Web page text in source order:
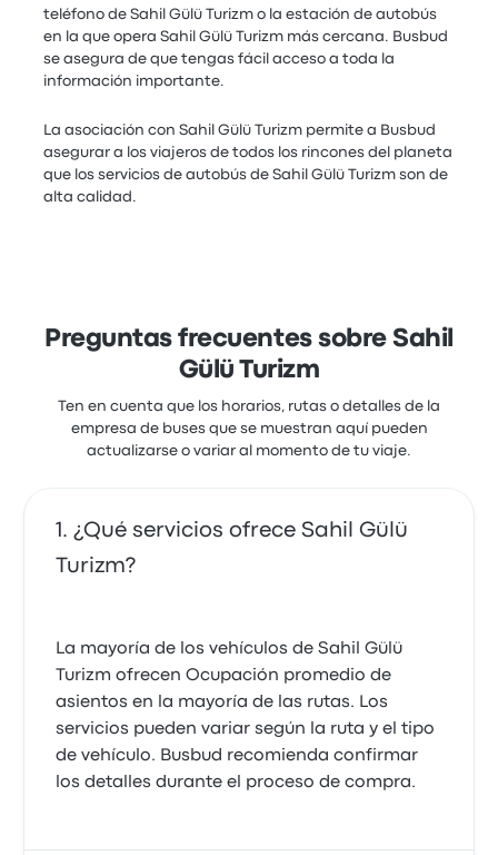
teléfono de Sahil Gülü Turizm o la estación de autobús
en la que opera Sahil Gülü Turizm más cercana. Busbud
se asegura de que tengas fácil acceso a toda la
información importante.
La asociación con Sahil Gülü Turizm permite a Busbud
asegurar a los viajeros de todos los rincones del planeta
que los servicios de autobús de Sahil Gülü Turizm son de
alta calidad.
Preguntas frecuentes sobre Sahil
Gülü Turizm
Ten en cuenta que los horarios, rutas o detalles de la
empresa de buses que se muestran aquí pueden
actualizarse o variar al momento de tu viaje.
¿Qué servicios ofrece Sahil Gülü
Turizm?
La mayoría de los vehículos de Sahil Gülü
Turizm ofrecen Ocupación promedio de
asientos en la mayoría de las rutas. Los
servicios pueden variar según la ruta y el tipo
de vehículo. Busbud recomienda confirmar
los detalles durante el proceso de compra.